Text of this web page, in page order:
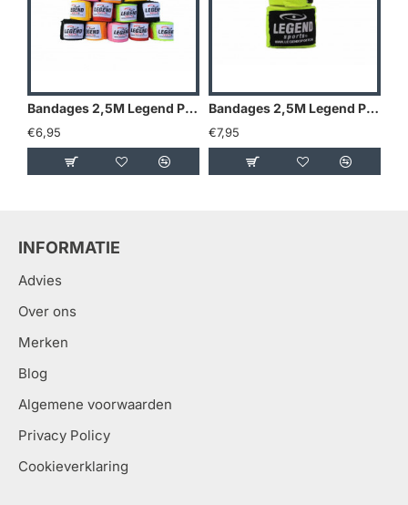
Bandages 2,5M Legend Premium diverse kleuren - Kleuren: Blauw
€6,95
Bandages 2,5M Legend Premium diverse kleuren - Kleuren: Camo grijs
€7,95
INFORMATIE
Advies
Over ons
Merken
Blog
Algemene voorwaarden
Privacy Policy
Cookieverklaring